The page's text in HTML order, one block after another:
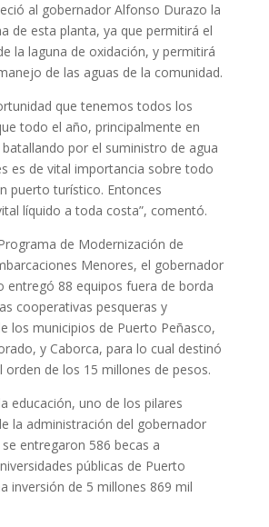
al gobernador Alfonso Durazo la
de esta planta, ya que permitirá el
la laguna de oxidación, y permitirá
de las aguas de la comunidad.
que tenemos todos los
todo el año, principalmente en
por el suministro de agua
es de vital importancia sobre todo
puerto turístico. Entonces
líquido a toda costa”, comentó.
de Modernización de
Menores, el gobernador
entregó 88 equipos fuera de borda
cooperativas pesqueras y
los municipios de Puerto Peñasco,
y Caborca, para lo cual destinó
orden de los 15 millones de pesos.
educación, uno de los pilares
la administración del gobernador
entregaron 586 becas a
públicas de Puerto
inversión de 5 millones 869 mil